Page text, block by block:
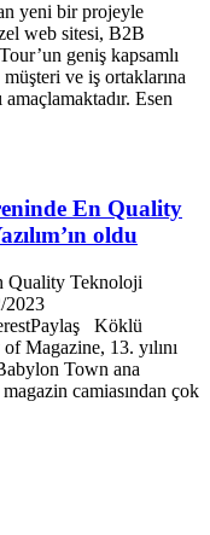
yeni bir projeyle
web sitesi, B2B
geniş kapsamlı
ve iş ortaklarına
Esen
En Quality
oldu
Quality Teknoloji
2023
Köklü
Magazine, 13. yılını
Town ana
camiasından çok